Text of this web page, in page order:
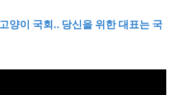
양이 국회.. 당신을 위한 대표는 국